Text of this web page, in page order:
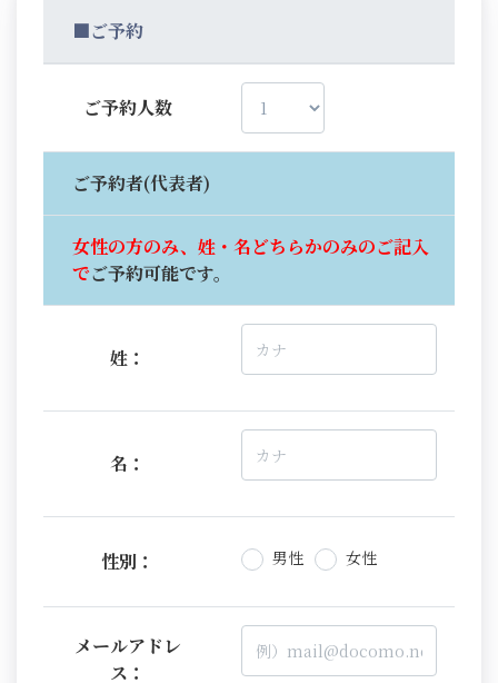
■ご予約
ご予約人数
ご予約者(代表者)
女性の方のみ、姓・名どちらかのみのご記入
でご予約可能です。
姓：
名：
性別： 男性 女性
メールアドレ
ス：